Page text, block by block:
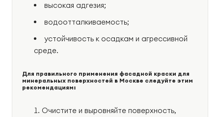
высокая адгезия;
водоотталкиваемость;
устойчивость к осадкам и агрессивной
среде.
Для правильного применения фасадной краски для
минеральных поверхностей в Москве следуйте этим
рекомендациям:
Очистите и выровняйте поверхность,